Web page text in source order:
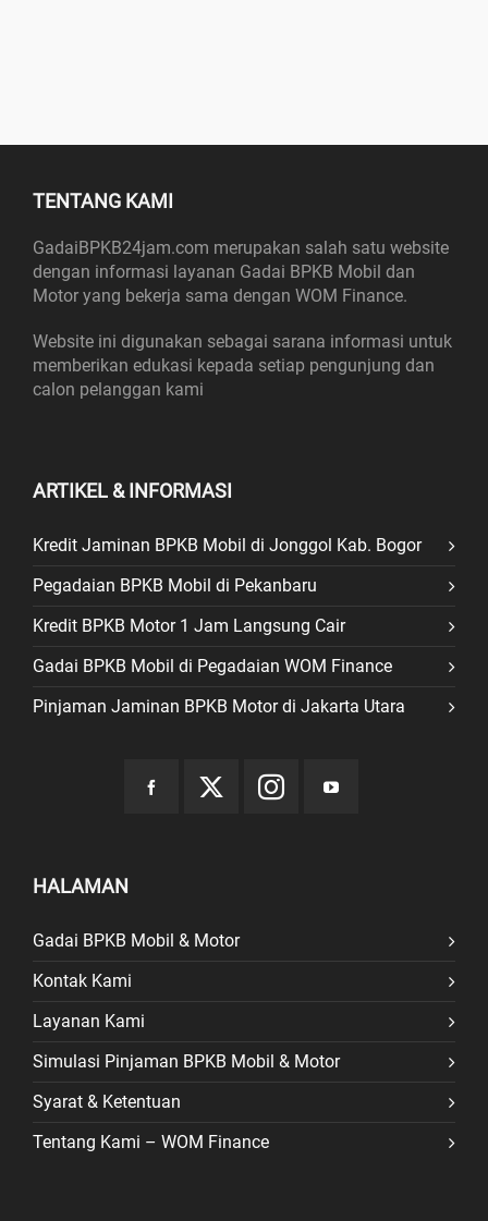
TENTANG KAMI
GadaiBPKB24jam.com merupakan salah satu website
dengan informasi layanan Gadai BPKB Mobil dan
Motor yang bekerja sama dengan WOM Finance.
Website ini digunakan sebagai sarana informasi untuk
memberikan edukasi kepada setiap pengunjung dan
calon pelanggan kami
ARTIKEL & INFORMASI
Kredit Jaminan BPKB Mobil di Jonggol Kab. Bogor
Pegadaian BPKB Mobil di Pekanbaru
Kredit BPKB Motor 1 Jam Langsung Cair
Gadai BPKB Mobil di Pegadaian WOM Finance
Pinjaman Jaminan BPKB Motor di Jakarta Utara
HALAMAN
Gadai BPKB Mobil & Motor
Kontak Kami
Layanan Kami
Simulasi Pinjaman BPKB Mobil & Motor
Syarat & Ketentuan
Tentang Kami – WOM Finance